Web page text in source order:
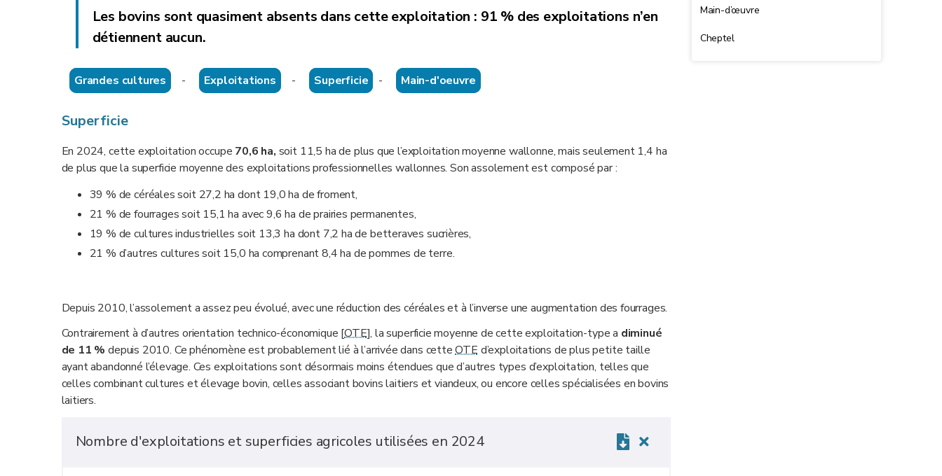
Les bovins sont quasiment absents dans cette exploitation : 91 % des exploitations n’en
détiennent aucun.
Grandes cultures - Exploitations - Superficie - Main-d'oeuvre
Superficie
En 2024, cette exploitation occupe 70,6 ha, soit 11,5 ha de plus que l’exploitation moyenne wallonne, mais seulement 1,4 ha
de plus que la superficie moyenne des exploitations professionnelles wallonnes. Son assolement est composé par :
39 % de céréales soit 27,2 ha dont 19,0 ha de froment,
21 % de fourrages soit 15,1 ha avec 9,6 ha de prairies permanentes,
19 % de cultures industrielles soit 13,3 ha dont 7,2 ha de betteraves sucrières,
21 % d’autres cultures soit 15,0 ha comprenant 8,4 ha de pommes de terre.
Depuis 2010, l’assolement a assez peu évolué, avec une réduction des céréales et à l’inverse une augmentation des fourrages.
Contrairement à d’autres orientation technico-économique [OTE], la superficie moyenne de cette exploitation-type a diminué
de 11 %depuis 2010. Ce phénomène est probablement lié à l’arrivée dans cetteOTE d’exploitations de plus petite taille
ayant abandonné l’élevage. Ces exploitations sont désormais moins étendues que d’autres types d’exploitation, telles que
celles combinant cultures et élevage bovin, celles associant bovins laitiers et viandeux, ou encore celles spécialisées en bovins
laitiers.
Nombre d'exploitations et superficies agricoles utilisées en 2024
Main-d’œuvre
Cheptel